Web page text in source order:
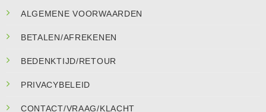
ALGEMENE VOORWAARDEN
BETALEN/AFREKENEN
BEDENKTIJD/RETOUR
PRIVACYBELEID
CONTACT/VRAAG/KLACHT